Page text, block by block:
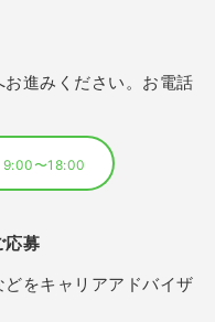
お進みください。お電話
9:00〜18:00
応募
をキャリアアドバイザ